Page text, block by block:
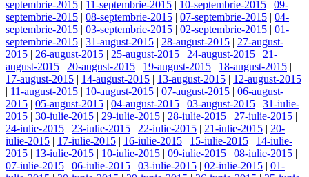
septembrie-2015 | 11-septembrie-2015 | 10-septembrie-2015 | 09-
septembrie-2015 | 08-septembrie-2015 | 07-septembrie-2015 | 04-
septembrie-2015 | 03-septembrie-2015 | 02-septembrie-2015 | 01-
septembrie-2015 | 31-august-2015 | 28-august-2015 | 27-august-
2015 | 26-august-2015 | 25-august-2015 | 24-august-2015 | 21-
august-2015 | 20-august-2015 | 19-august-2015 | 18-august-2015 |
17-august-2015 | 14-august-2015 | 13-august-2015 | 12-august-2015
| 11-august-2015 | 10-august-2015 | 07-august-2015 | 06-august-
2015 | 05-august-2015 | 04-august-2015 | 03-august-2015 | 31-iulie-
2015 | 30-iulie-2015 | 29-iulie-2015 | 28-iulie-2015 | 27-iulie-2015 |
24-iulie-2015 | 23-iulie-2015 | 22-iulie-2015 | 21-iulie-2015 | 20-
iulie-2015 | 17-iulie-2015 | 16-iulie-2015 | 15-iulie-2015 | 14-iulie-
2015 | 13-iulie-2015 | 10-iulie-2015 | 09-iulie-2015 | 08-iulie-2015 |
07-iulie-2015 | 06-iulie-2015 | 03-iulie-2015 | 02-iulie-2015 | 01-